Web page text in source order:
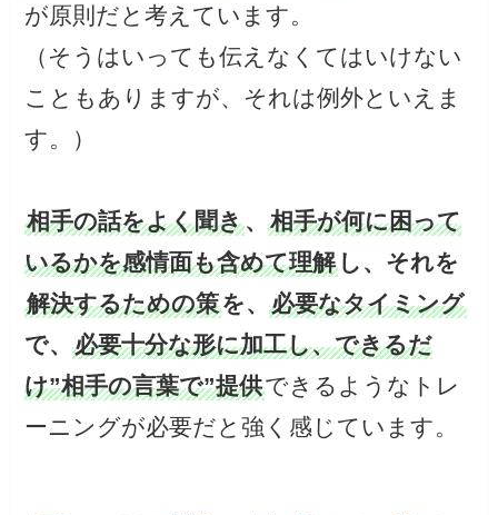
が原則だと考えています。
（そうはいっても伝えなくてはいけない
こともありますが、それは例外といえま
す。）
相手の話をよく聞き、相手が何に困って
いるかを感情面も含めて理解 し、それを
解決するための策を、必要なタイミング
で、必要十分な形に加工し、できるだ
け”相手の言葉で”提供できるようなトレ
ーニングが必要だと強く感じています。